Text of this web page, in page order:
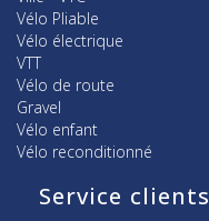
Vélo Pliable
Vélo électrique
VTT
Vélo de route
Gravel
Vélo enfant
Vélo reconditionné
Service clients